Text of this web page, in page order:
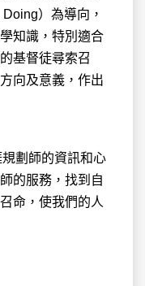
）為導向，
知識，特別適合
基督徒尋索召
向及意義，作出
劃師的資訊和心
的服務，找到自
命，使我們的人